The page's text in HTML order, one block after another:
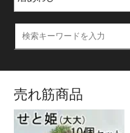
売れ筋商品